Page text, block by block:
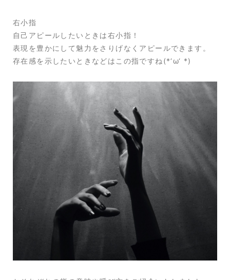
右小指
自己アピールしたいときは右小指！
表現を豊かにして魅力をさりげなくアピールできます。
存在感を示したいときなどはこの指ですね(*‘ω‘ *)